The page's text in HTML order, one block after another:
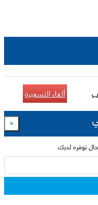
ألغاء التسعيرة
×
توفره لديك